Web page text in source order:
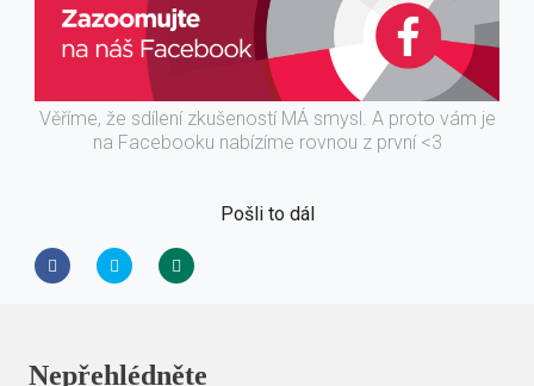
Věříme, že sdílení zkušeností MÁ smysl. A proto vám je
na Facebooku nabízíme rovnou z první <3
Pošli to dál
Nepřehlédněte